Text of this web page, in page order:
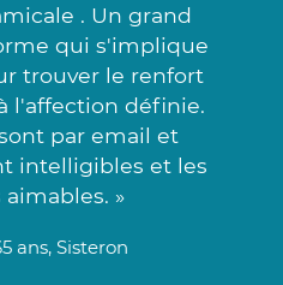
. Un grand
qui s'implique
trouver le renfort
l'affection définie.
par email et
intelligibles et les
»
ans, Sisteron